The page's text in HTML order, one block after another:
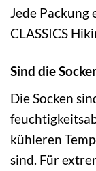
Jede Packung
CLASSICS
Sind die
Die Socken
kühleren
sind. Für